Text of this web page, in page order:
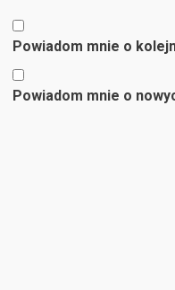
Powiadom mnie o
Powiadom mnie o